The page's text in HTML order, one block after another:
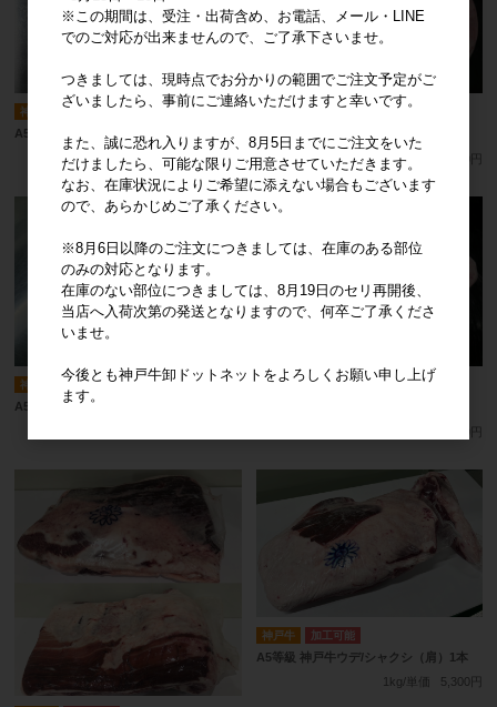
神戸牛 加工可能
A5等級 神戸牛肩ロース 1本（ネック無）
1kg/単価
7,700円
神戸牛 加工可能
A5等級 神戸牛外もも(外平） 1本
1kg/単価
4,600円
神戸牛 加工可能
A5等級 神戸牛内もも（内平） 1本
神戸牛 加工可能
6,500円
神戸牛 加工可能
A5等級 神戸牛ウデ/シャクシ（肩）1本
1kg/単価
5,300円
※この期間は、受注・出荷含め、お電話、メール・LINE
でのご対応が出来ませんので、ご了承下さいませ。
つきましては、現時点でお分かりの範囲でご注文予定がご
ざいましたら、事前にご連絡いただけますと幸いです。
また、誠に恐れ入りますが、8月5日までにご注文をいた
だけましたら、可能な限りご用意させていただきます。
なお、在庫状況によりご希望に添えない場合もございます
ので、あらかじめご了承ください。
※8月6日以降のご注文につきましては、在庫のある部位
のみの対応となります。
在庫のない部位につきましては、8月19日のセリ再開後、
当店へ入荷次第の発送となりますので、何卒ご了承くださ
いませ。
今後とも神戸牛卸ドットネットをよろしくお願い申し上げ
ます。